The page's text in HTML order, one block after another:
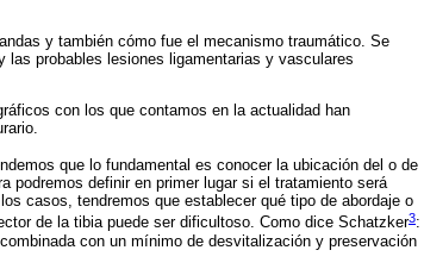
y también cómo fue el mecanismo traumático. Se
las probables lesiones ligamentarias y vasculares
con los que contamos en la actualidad han
que lo fundamental es conocer la ubicación del o de
podremos definir en primer lugar si el tratamiento será
casos, tendremos que establecer qué tipo de abordaje o
de la tibia puede ser dificultoso. Como dice Schatzker3:
con un mínimo de desvitalización y preservación